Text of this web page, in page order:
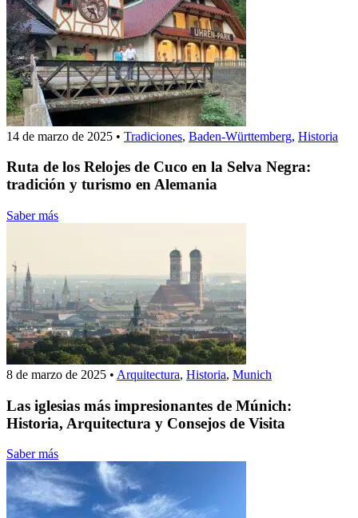
14 de marzo de 2025 • Tradiciones, Baden-Württemberg, Historia
Ruta de los Relojes de Cuco en la Selva Negra:
tradición y turismo en Alemania
Saber más
8 de marzo de 2025 • Arquitectura, Historia, Munich
Las iglesias más impresionantes de Múnich:
Historia, Arquitectura y Consejos de Visita
Saber más